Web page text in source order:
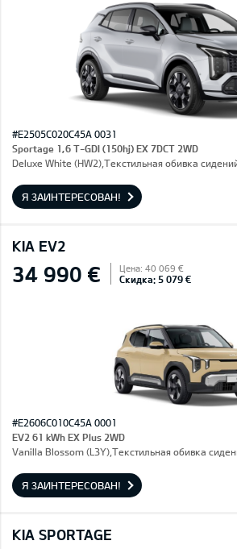
#E2505C020C45A 0031
Sportage 1,6 T-GDI (150hj) EX 7DCT 2WD
Deluxe White (HW2),Текстильная обивка
Я ЗАИНТЕРЕСОВАН!
KIA EV2
34 990 € Цена: 40 069 €
Скидка: 5 079 €
#E2606C010C45A 0001
EV2 61 kWh EX Plus 2WD
Vanilla Blossom (L3Y),Текстильная обивка
Я ЗАИНТЕРЕСОВАН!
KIA SPORTAGE